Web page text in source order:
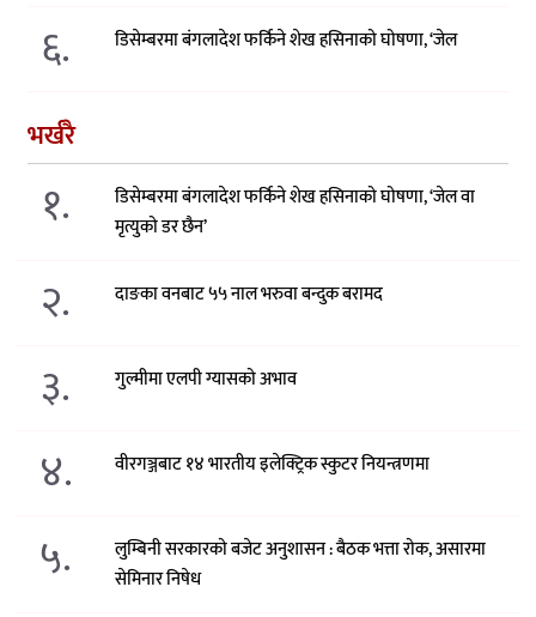
६. डिसेम्बरमा बंगलादेश फर्किने शेख हसिनाको घोषणा, ‘जेल
भर्खरै
१.
डिसेम्बरमा बंगलादेश फर्किने शेख हसिनाको घोषणा, ‘जेल वा
मृत्युको डर छैन’
२. दाङका वनबाट ५५ नाल भरुवा बन्दुक बरामद
३. गुल्मीमा एलपी ग्यासको अभाव
४. वीरगञ्जबाट १४ भारतीय इलेक्ट्रिक स्कुटर नियन्त्रणमा
५.
लुम्बिनी सरकारको बजेट अनुशासन : बैठक भत्ता रोक, असारमा
सेमिनार निषेध